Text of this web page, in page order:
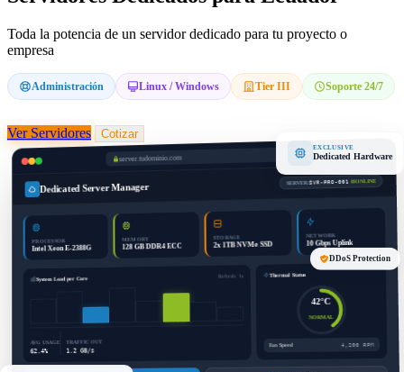
Toda la potencia de un servidor dedicado para tu proyecto o
empresa
Administración Linux / Windows Tier III Soporte 24/7
Ver Servidores Cotizar
EXCLUSIVE
Dedicated Hardware
DDoS Protection
server.tudominio.com
Dedicated Server Manager SERVER:SVR-PRO-001 ONLINE
PROCESSOR
Intel Xeon E-2388G
MEMORY
128 GB DDR4 ECC
STORAGE
2x 1TB NVMe SSD
NETWORK
10 Gbps Uplink
System Load per Core Refresh: 1s
AVG USAGE
62.4%
TRAFFIC OUT
1.2 GB/s
Thermal Status
42°C
NORMAL
Fan Speed 4,200 RPM